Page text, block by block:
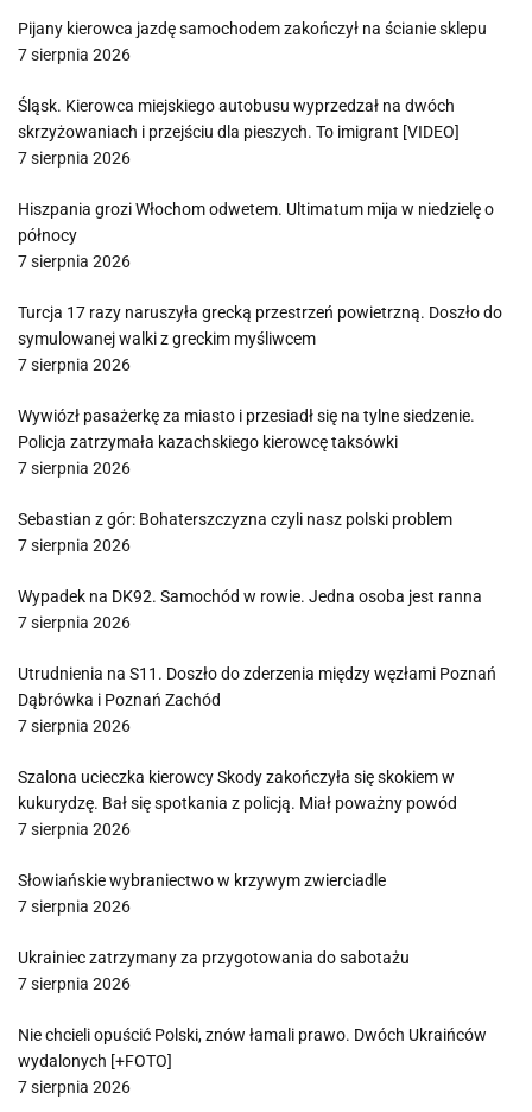
Pijany kierowca jazdę samochodem zakończył na ścianie sklepu
7 sierpnia 2026
Śląsk. Kierowca miejskiego autobusu wyprzedzał na dwóch
skrzyżowaniach i przejściu dla pieszych. To imigrant [VIDEO]
7 sierpnia 2026
Hiszpania grozi Włochom odwetem. Ultimatum mija w niedzielę o
północy
7 sierpnia 2026
Turcja 17 razy naruszyła grecką przestrzeń powietrzną. Doszło do
symulowanej walki z greckim myśliwcem
7 sierpnia 2026
Wywiózł pasażerkę za miasto i przesiadł się na tylne siedzenie.
Policja zatrzymała kazachskiego kierowcę taksówki
7 sierpnia 2026
Sebastian z gór: Bohaterszczyzna czyli nasz polski problem
7 sierpnia 2026
Wypadek na DK92. Samochód w rowie. Jedna osoba jest ranna
7 sierpnia 2026
Utrudnienia na S11. Doszło do zderzenia między węzłami Poznań
Dąbrówka i Poznań Zachód
7 sierpnia 2026
Szalona ucieczka kierowcy Skody zakończyła się skokiem w
kukurydzę. Bał się spotkania z policją. Miał poważny powód
7 sierpnia 2026
Słowiańskie wybraniectwo w krzywym zwierciadle
7 sierpnia 2026
Ukrainiec zatrzymany za przygotowania do sabotażu
7 sierpnia 2026
Nie chcieli opuścić Polski, znów łamali prawo. Dwóch Ukraińców
wydalonych [+FOTO]
7 sierpnia 2026